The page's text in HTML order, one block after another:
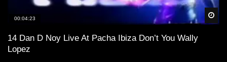
00:04:23
14 Dan D Noy Live At Pacha Ibiza Don’t You Wally
Lopez